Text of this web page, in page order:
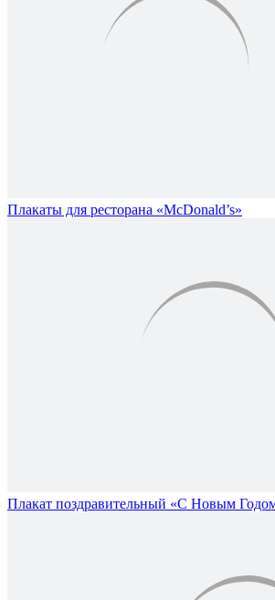
Плакаты для ресторана «McDonald’s»
Плакат поздравительный «С Новым